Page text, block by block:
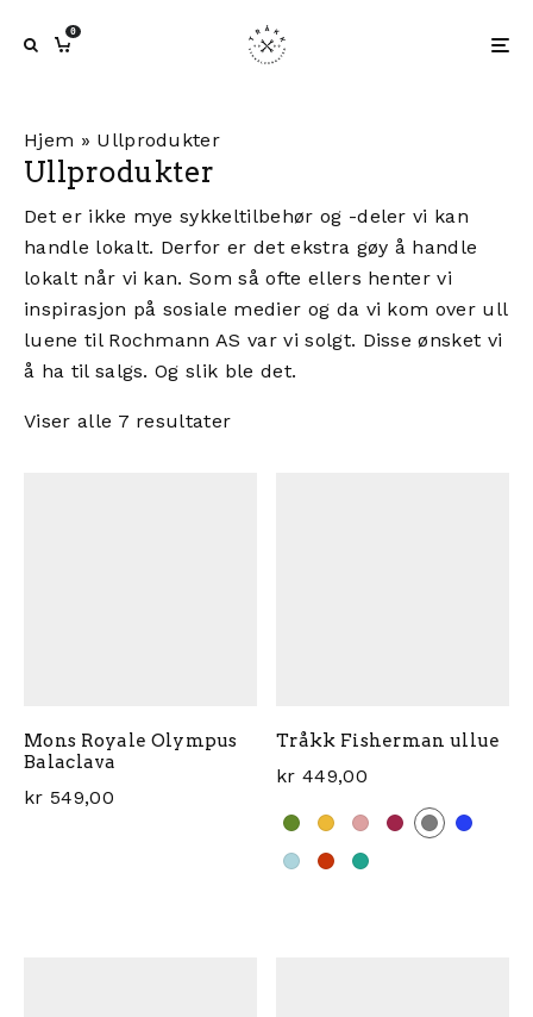
0
Hjem » Ullprodukter
Ullprodukter
Det er ikke mye sykkeltilbehør og -deler vi kan
handle lokalt. Derfor er det ekstra gøy å handle
lokalt når vi kan. Som så ofte ellers henter vi
inspirasjon på sosiale medier og da vi kom over ull
luene til Rochmann AS var vi solgt. Disse ønsket vi
å ha til salgs. Og slik ble det.
Viser alle 7 resultater
Mons Royale Olympus
Balaclava
kr 549,00
Tråkk Fisherman ullue
kr 449,00